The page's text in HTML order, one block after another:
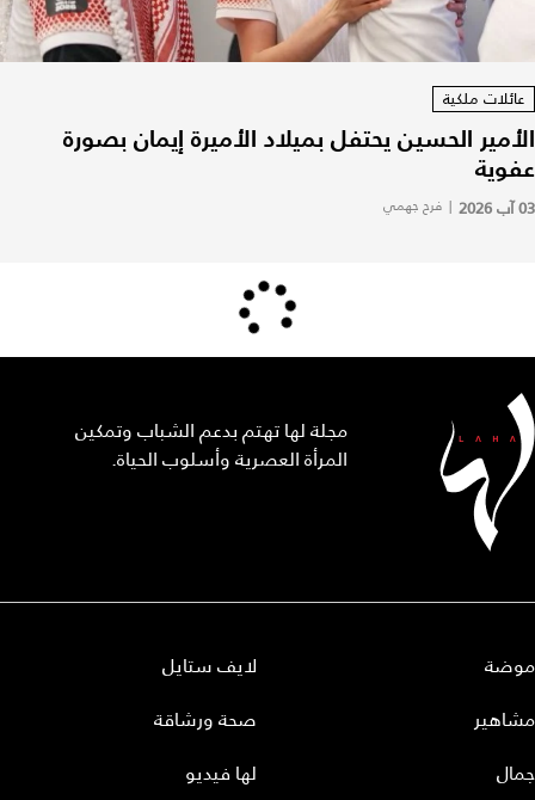
عائلات ملكية
الأمير الحسين يحتفل بميلاد الأميرة إيمان بصورة
عفوية
03 آب 2026 | فرح جهمي
مجلة لها تهتم بدعم الشباب وتمكين
المرأة العصرية وأسلوب الحياة.
موضة
مشاهير
جمال
لايف ستايل
صحة ورشاقة
لها فيديو